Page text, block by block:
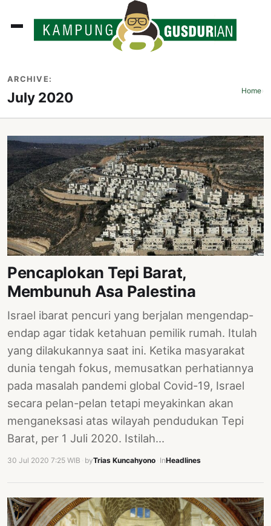
ARCHIVE:
July 2020 Home›
Pencaplokan Tepi Barat,
Membunuh Asa Palestina
Israel ibarat pencuri yang berjalan mengendap-
endap agar tidak ketahuan pemilik rumah. Itulah
yang dilakukannya saat ini. Ketika masyarakat
dunia tengah fokus, memusatkan perhatiannya
pada masalah pandemi global Covid-19, Israel
secara pelan-pelan tetapi meyakinkan akan
menganeksasi atas wilayah pendudukan Tepi
Barat, per 1 Juli 2020. Istilah…
30 Jul 2020 7:25 WIB byTrias Kuncahyono InHeadlines